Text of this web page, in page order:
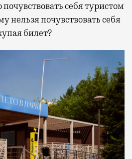
себя туристом
нельзя почувствовать себя
билет?